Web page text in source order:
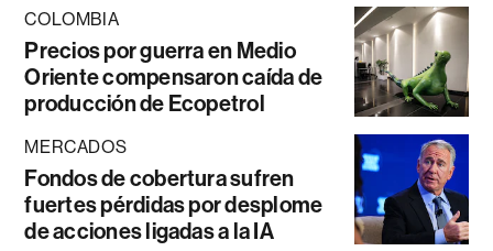
COLOMBIA
Precios por guerra en Medio
Oriente compensaron caída de
producción de Ecopetrol
MERCADOS
Fondos de cobertura sufren
fuertes pérdidas por desplome
de acciones ligadas a la IA